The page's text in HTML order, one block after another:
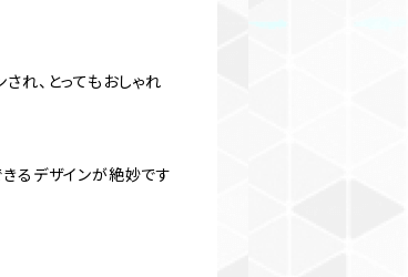
れ、とってもおしゃれ
るデザインが絶妙です